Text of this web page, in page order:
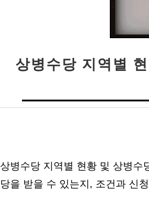
상병수당 지역별
상병수당 지역별 현황 및 상병수
당을 받을 수 있는지, 조건과 신